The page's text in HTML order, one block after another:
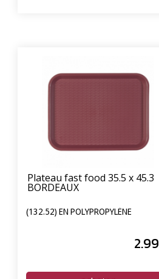
Plateau fast food 35.5 x 45.3
BORDEAUX
(132.52) EN POLYPROPYLÈNE
2.99